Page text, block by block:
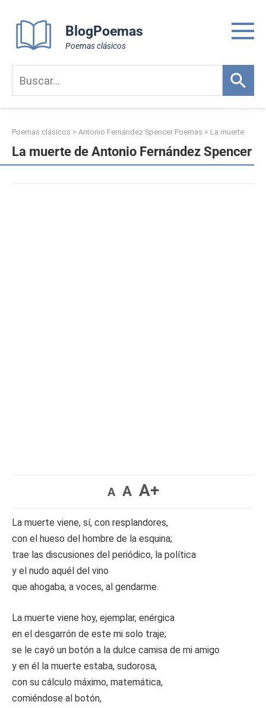
content
BlogPoemas
Poemas clásicos
Poemas clásicos > Antonio Fernández Spencer Poemas > La muerte
La muerte de Antonio Fernández Spencer
A A A+
La muerte viene, sí, con resplandores,
con el hueso del hombre de la esquina;
trae las discusiones del periódico, la política
y el nudo aquél del vino
que ahogaba, a voces, al gendarme.
La muerte viene hoy, ejemplar, enérgica
en el desgarrón de este mi solo traje;
se le cayó un botón a la dulce camisa de mi amigo
y en él la muerte estaba, sudorosa,
con su cálculo máximo, matemática,
comiéndose al botón,